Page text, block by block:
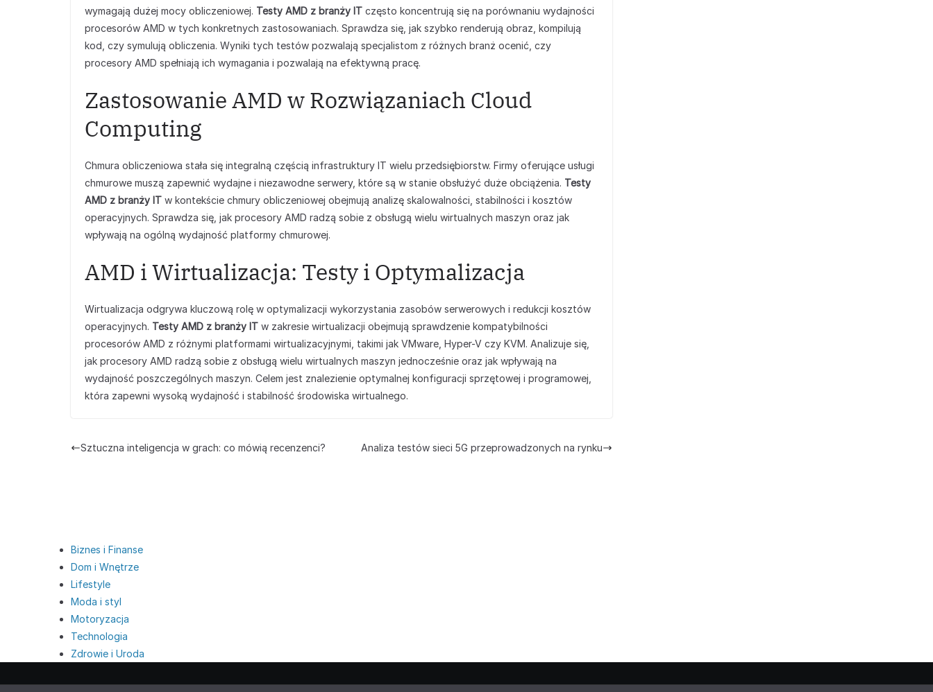
wymagają dużej mocy obliczeniowej. Testy AMD z branży IT często koncentrują się na porównaniu wydajności
procesorów AMD w tych konkretnych zastosowaniach. Sprawdza się, jak szybko renderują obraz, kompilują
kod, czy symulują obliczenia. Wyniki tych testów pozwalają specjalistom z różnych branż ocenić, czy
procesory AMD spełniają ich wymagania i pozwalają na efektywną pracę.
Zastosowanie AMD w Rozwiązaniach Cloud
Computing
Chmura obliczeniowa stała się integralną częścią infrastruktury IT wielu przedsiębiorstw. Firmy oferujące usługi
chmurowe muszą zapewnić wydajne i niezawodne serwery, które są w stanie obsłużyć duże obciążenia. Testy
AMD z branży IT w kontekście chmury obliczeniowej obejmują analizę skalowalności, stabilności i kosztów
operacyjnych. Sprawdza się, jak procesory AMD radzą sobie z obsługą wielu wirtualnych maszyn oraz jak
wpływają na ogólną wydajność platformy chmurowej.
AMD i Wirtualizacja: Testy i Optymalizacja
Wirtualizacja odgrywa kluczową rolę w optymalizacji wykorzystania zasobów serwerowych i redukcji kosztów
operacyjnych. Testy AMD z branży IT w zakresie wirtualizacji obejmują sprawdzenie kompatybilności
procesorów AMD z różnymi platformami wirtualizacyjnymi, takimi jak VMware, Hyper-V czy KVM. Analizuje się,
jak procesory AMD radzą sobie z obsługą wielu wirtualnych maszyn jednocześnie oraz jak wpływają na
wydajność poszczególnych maszyn. Celem jest znalezienie optymalnej konfiguracji sprzętowej i programowej,
która zapewni wysoką wydajność i stabilność środowiska wirtualnego.
Sztuczna inteligencja w grach: co mówią recenzenci? Analiza testów sieci 5G przeprowadzonych na rynku
Biznes i Finanse
Dom i Wnętrze
Lifestyle
Moda i styl
Motoryzacja
Technologia
Zdrowie i Uroda